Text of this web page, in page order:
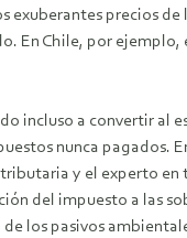
exuberantes precios
En Chile, por ejemplo,
incluso a convertir al
nunca pagados.
y el experto en
del impuesto a las
los pasivos